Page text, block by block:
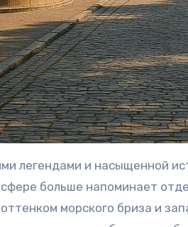
легендами и насыщенной
больше напоминает
морского бриза и